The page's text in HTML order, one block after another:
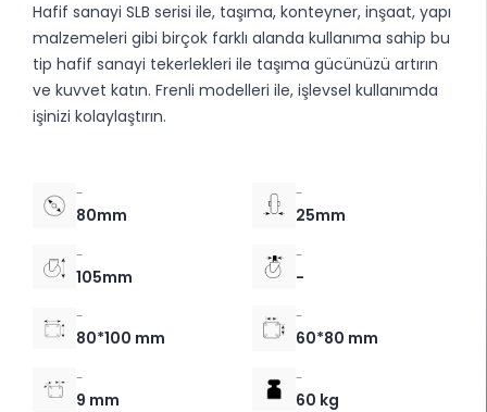
Hafif sanayi SLB serisi ile, taşıma, konteyner, inşaat, yapı
malzemeleri gibi birçok farklı alanda kullanıma sahip bu
tip hafif sanayi tekerlekleri ile taşıma gücünüzü artırın
ve kuvvet katın. Frenli modelleri ile, işlevsel kullanımda
işinizi kolaylaştırın.
-
80mm
-
25mm
-
105mm
-
-
-
80*100 mm
-
60*80 mm
-
9 mm
-
60 kg